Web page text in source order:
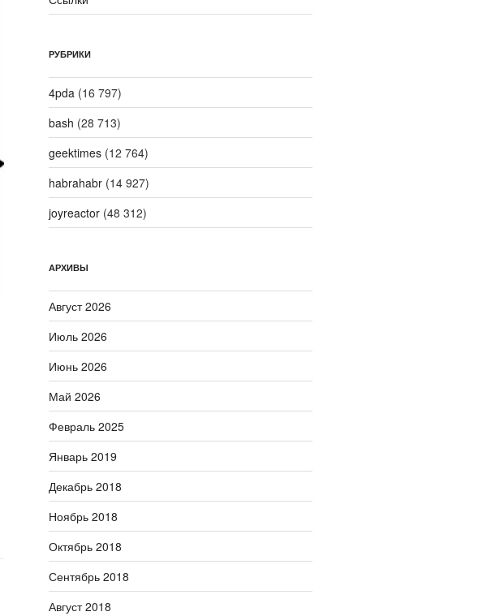
РУБРИКИ
4pda(16 797)
bash (28 713)
geektimes(12 764)
habrahabr(14 927)
joyreactor(48 312)
АРХИВЫ
Август 2026
Июль 2026
Июнь 2026
Май 2026
Февраль 2025
Январь 2019
Декабрь 2018
Ноябрь 2018
Октябрь 2018
Сентябрь 2018
Август 2018